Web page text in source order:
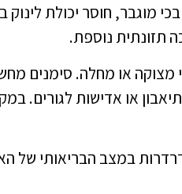
מוגבר, חוסר יכולת לינוק
תזונתית נוספת.
או מחלה. סימנים
או אדישות לגורים.
במצב הבריאותי של